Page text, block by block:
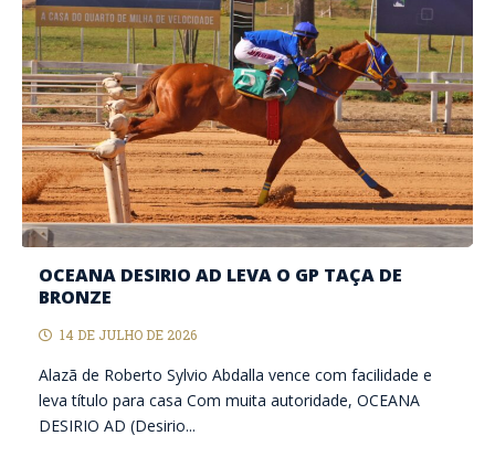
OCEANA DESIRIO AD LEVA O GP TAÇA DE
BRONZE
14 DE JULHO DE 2026
Alazã de Roberto Sylvio Abdalla vence com facilidade e
leva título para casa Com muita autoridade, OCEANA
DESIRIO AD (Desirio...